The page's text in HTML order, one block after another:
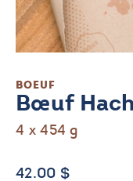
BOEUF
Bœuf
4 x 454 g
42.00 $